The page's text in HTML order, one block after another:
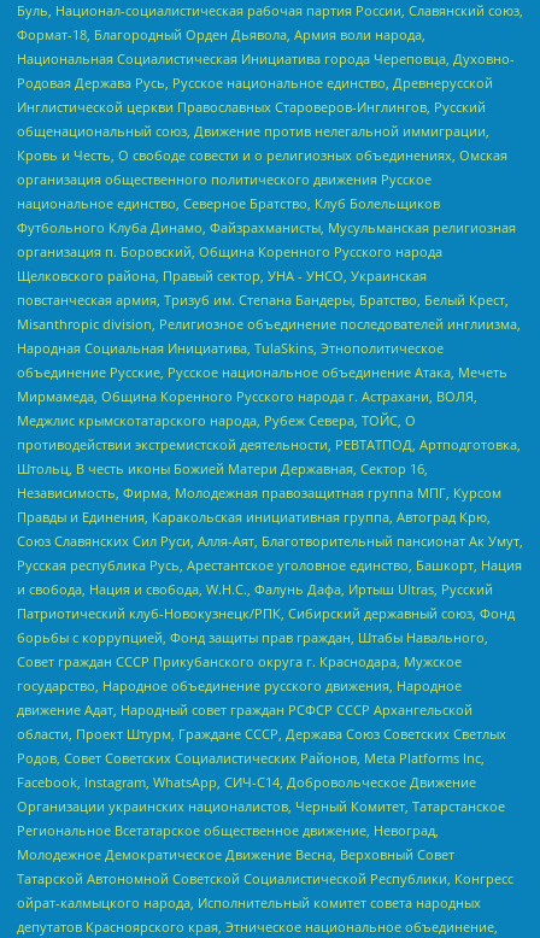
Буль, Национал-социалистическая рабочая партия России, Славянский союз,
Формат-18, Благородный Орден Дьявола, Армия воли народа,
Национальная Социалистическая Инициатива города Череповца, Духовно-
Родовая Держава Русь, Русское национальное единство, Древнерусской
Инглистической церкви Православных Староверов-Инглингов, Русский
общенациональный союз, Движение против нелегальной иммиграции,
Кровь и Честь, О свободе совести и о религиозных объединениях, Омская
организация общественного политического движения Русское
национальное единство, Северное Братство, Клуб Болельщиков
Футбольного Клуба Динамо, Файзрахманисты, Мусульманская религиозная
организация п. Боровский, Община Коренного Русского народа
Щелковского района, Правый сектор, УНА - УНСО, Украинская
повстанческая армия, Тризуб им. Степана Бандеры, Братство, Белый Крест,
Misanthropic division, Религиозное объединение последователей инглиизма,
Народная Социальная Инициатива, TulaSkins, Этнополитическое
объединение Русские, Русское национальное объединение Атака, Мечеть
Мирмамеда, Община Коренного Русского народа г. Астрахани, ВОЛЯ,
Меджлис крымскотатарского народа, Рубеж Севера, ТОЙС, О
противодействии экстремистской деятельности, РЕВТАТПОД, Артподготовка,
Штольц, В честь иконы Божией Матери Державная, Сектор 16,
Независимость, Фирма, Молодежная правозащитная группа МПГ, Курсом
Правды и Единения, Каракольская инициативная группа, Автоград Крю,
Союз Славянских Сил Руси, Алля-Аят, Благотворительный пансионат Ак Умут,
Русская республика Русь, Арестантское уголовное единство, Башкорт, Нация
и свобода, Нация и свобода, W.H.С., Фалунь Дафа, Иртыш Ultras, Русский
Патриотический клуб-Новокузнецк/РПК, Сибирский державный союз, Фонд
борьбы с коррупцией, Фонд защиты прав граждан, Штабы Навального,
Совет граждан СССР Прикубанского округа г. Краснодара, Мужское
государство, Народное объединение русского движения, Народное
движение Адат, Народный совет граждан РСФСР СССР Архангельской
области, Проект Штурм, Граждане СССР, Держава Союз Советских Светлых
Родов, Совет Советских Социалистических Районов, Meta Platforms Inc,
Facebook, Instagram, WhatsApp, СИЧ-С14, Добровольческое Движение
Организации украинских националистов, Черный Комитет, Татарстанское
Региональное Всетатарское общественное движение, Невоград,
Молодежное Демократическое Движение Весна, Верховный Совет
Татарской Автономной Советской Социалистической Республики, Конгресс
ойрат-калмыцкого народа, Исполнительный комитет совета народных
депутатов Красноярского края, Этническое национальное объединение,